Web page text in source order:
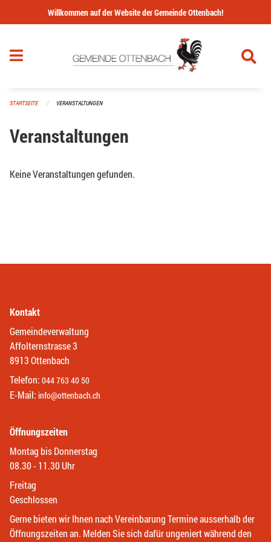
Navigation überspringen
Willkommen auf der Website der Gemeinde Ottenbach!
STARTSEITE VERANSTALTUNGEN
Veranstaltungen
Keine Veranstaltungen gefunden.
Kontakt
Gemeindeverwaltung
Affolternstrasse 3
8913 Ottenbach
Telefon: 044 763 40 50
E-Mail: info@ottenbach.ch
Öffnungszeiten
Montag bis Donnerstag
08.30 - 11.30 Uhr
Freitag
Geschlossen
Gerne bieten wir Ihnen nach Vereinbarung Termine ausserhalb der
Öffnungszeiten an. Melden Sie sich dafür ungeniert während den